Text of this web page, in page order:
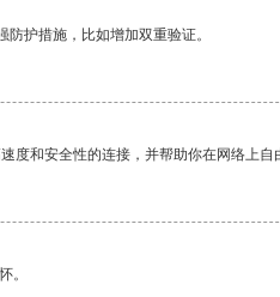
护措施，比如增加双重验证。
度和安全性的连接，并帮助你在网络上自
。